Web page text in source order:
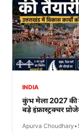
INDIA
कुंभ मेला 2027 की
बड़े इंफ्रास्ट्रक्चर
Apurva Choudhary•